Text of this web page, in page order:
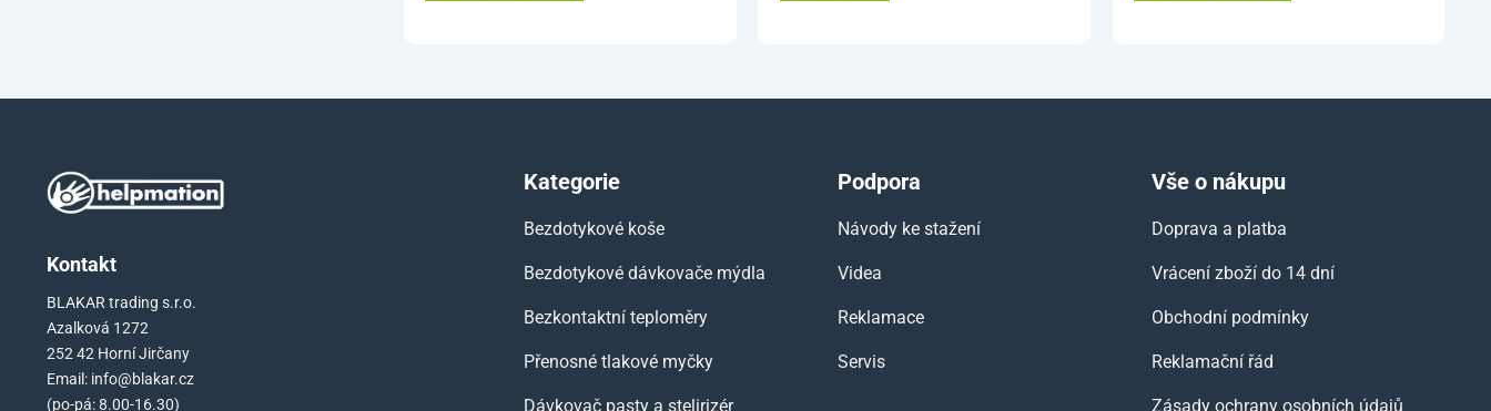
Kontakt
BLAKAR trading s.r.o.
Azalková 1272
252 42 Horní Jirčany
Email: info@blakar.cz
(po-pá: 8.00-16.30)
Kategorie
Bezdotykové koše
Bezdotykové dávkovače mýdla
Bezkontaktní teploměry
Přenosné tlakové myčky
Dávkovač pasty a stelirizér
Podpora
Návody ke stažení
Videa
Reklamace
Servis
Vše o nákupu
Doprava a platba
Vrácení zboží do 14 dní
Obchodní podmínky
Reklamační řád
Zásady ochrany osobních údajů